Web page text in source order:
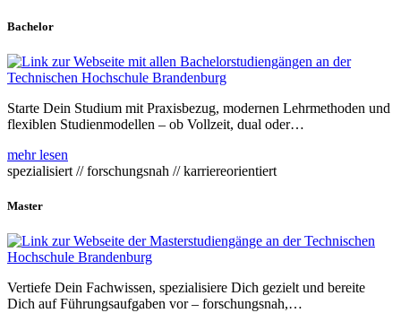
Bachelor
Starte Dein Studium mit Praxisbezug, modernen Lehrmethoden und
flexiblen Studienmodellen – ob Vollzeit, dual oder…
mehr lesen
spezialisiert // forschungsnah // karriereorientiert
Master
Vertiefe Dein Fachwissen, spezialisiere Dich gezielt und bereite
Dich auf Führungsaufgaben vor – forschungsnah,…